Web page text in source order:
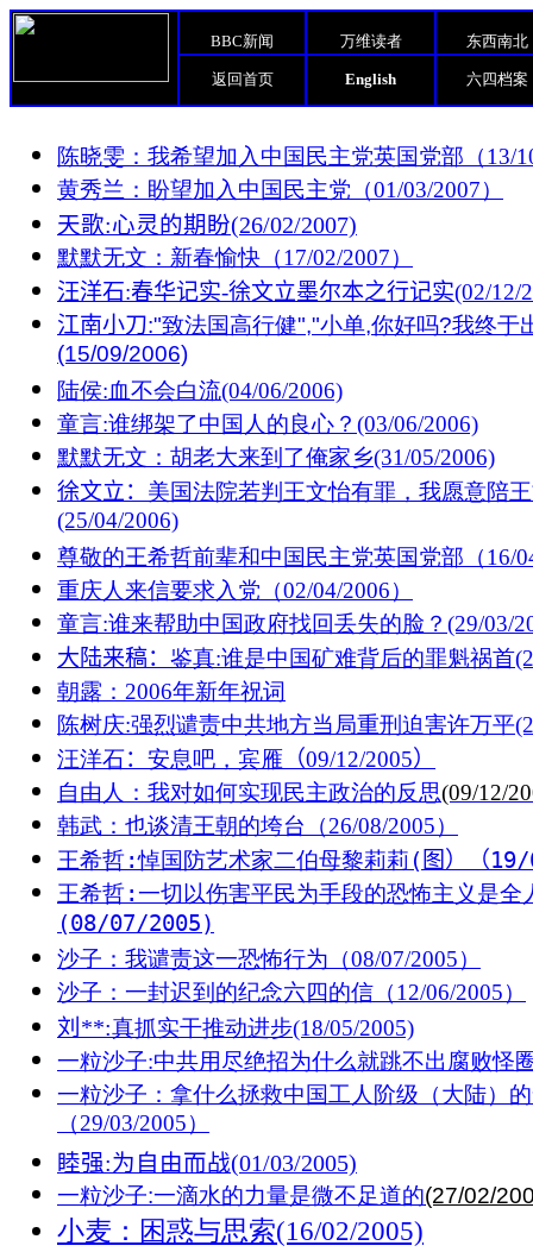
BBC新闻 万维读者 东西南北
返回首页 English 六四档案
陈晓雯：我希望加入中国民主党英国党部（13/
黄秀兰：盼望加入中国民主党（01/03/2007）
天歌:心灵的期盼(26/02/2007)
默默无文：新春愉快（17/02/2007）
汪洋石:春华记实-徐文立墨尔本之行记实(02/12/
江南小刀:"致法国高行健","小单,你好吗?我终于
(15/09/2006)
陆侯:血不会白流(04/06/2006)
童言:谁绑架了中国人的良心？(03/06/2006)
默默无文：胡老大来到了俺家乡(31/05/2006)
徐文立： 美国法院若判王文怡有罪，我愿意陪
(25/04/2006)
尊敬的王希哲前辈和中国民主党英国党部（16/
重庆人来信要求入党（02/04/2006）
童言:谁来帮助中国政府找回丢失的脸？(29/03/
大陆来稿： 鉴真:谁是中国矿难背后的罪魁祸首
朝露：2006年新年祝词
陈树庆:强烈谴责中共地方当局重刑迫害许万平
汪洋石： 安息吧，宾雁 （09/12/2005）
自由人：我对如何实现民主政治的反思(09/12/
韩武：也谈清王朝的垮台（26/08/2005）
王希哲:悼国防艺术家二伯母黎莉莉( 图）（
王希哲:一切以伤害平民为手段的恐怖主义是全
(08/07/2005)
沙子：我谴责这一恐怖行为（08/07/2005）
沙子：一封迟到的纪念六四的信（12/06/2005）
刘 **:真抓实干推动进步(18/05/2005)
一粒沙子:中共用尽绝招为什么就跳不出腐败怪
一粒沙子：拿什么拯救中国工人阶级（大陆）
（29/03/2005）
睦强:为自由而战(01/03/2005)
一粒沙子:一滴水的力量是微不足道的(27/02/
小麦：困惑与思索(16/02/2005)